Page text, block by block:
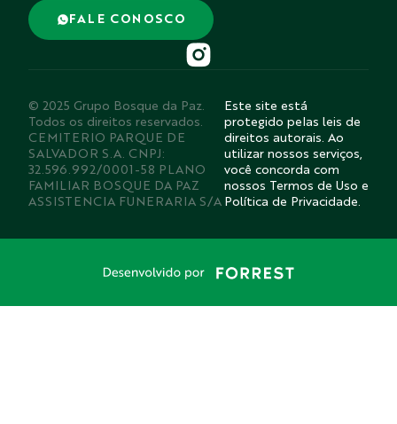
FALE CONOSCO
© 2025 Grupo Bosque da Paz.
Todos os direitos reservados.
CEMITERIO PARQUE DE
SALVADOR S.A. CNPJ:
32.596.992/0001-58 PLANO
FAMILIAR BOSQUE DA PAZ
ASSISTENCIA FUNERARIA S/A
Este site está
protegido pelas leis de
direitos autorais. Ao
utilizar nossos serviços,
você concorda com
nossos Termos de Uso e
Política de Privacidade.